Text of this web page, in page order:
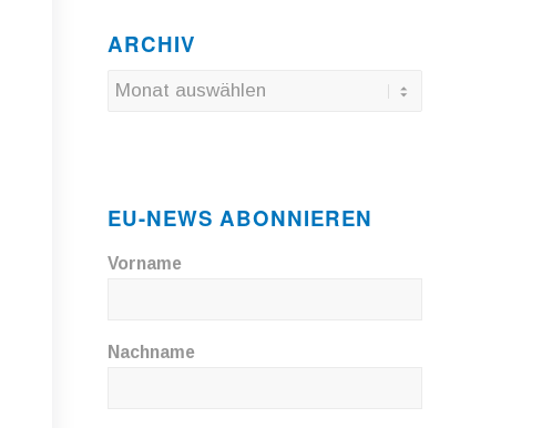
ARCHIV
EU-NEWS ABONNIEREN
Vorname
Nachname